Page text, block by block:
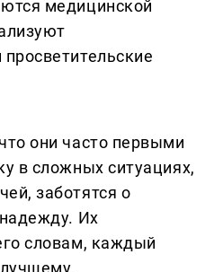
медицинской
они часто первыми
в сложных ситуациях,
заботятся о
Их
словам, каждый